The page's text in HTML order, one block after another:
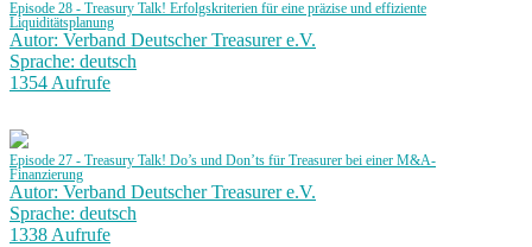
Episode 28 - Treasury Talk! Erfolgskriterien für eine präzise und effiziente
Liquiditätsplanung
Autor: Verband Deutscher Treasurer e.V.
Sprache: deutsch
1354 Aufrufe
Episode 27 - Treasury Talk! Do’s und Don’ts für Treasurer bei einer M&A-
Finanzierung
Autor: Verband Deutscher Treasurer e.V.
Sprache: deutsch
1338 Aufrufe